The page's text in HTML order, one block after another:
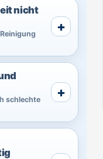
nicht
schlechte